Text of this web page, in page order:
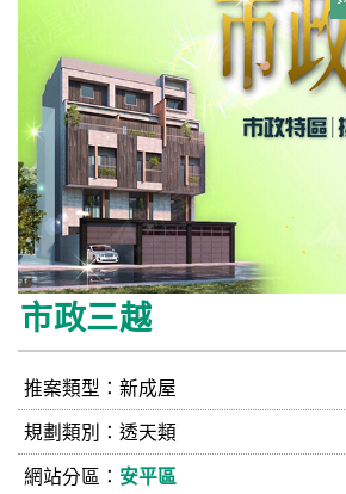
市政三越
推案類型：新成屋
規劃類別：透天類
網站分區： 安平區